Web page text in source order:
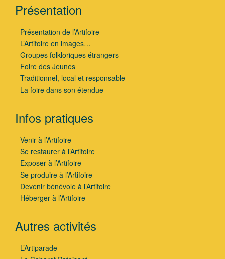
Présentation
Présentation de l’Artifoire
L’Artifoire en images…
Groupes folkloriques étrangers
Foire des Jeunes
Traditionnel, local et responsable
La foire dans son étendue
Infos pratiques
Venir à l’Artifoire
Se restaurer à l’Artifoire
Exposer à l’Artifoire
Se produire à l’Artifoire
Devenir bénévole à l’Artifoire
Héberger à l’Artifoire
Autres activités
L’Artiparade